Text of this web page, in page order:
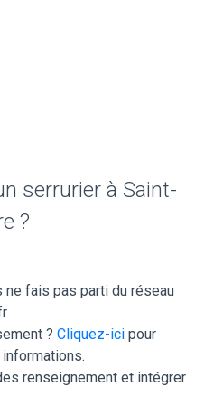
serrurier à Saint-
?
ne fais pas parti du réseau
? Cliquez-ici pour
renseignement et intégrer